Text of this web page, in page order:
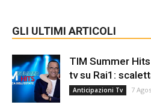
GLI ULTIMI ARTICOLI
TIM Summer
tv su Rai1:
Anticipazioni Tv 7